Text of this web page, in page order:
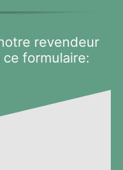
revendeur
formulaire: